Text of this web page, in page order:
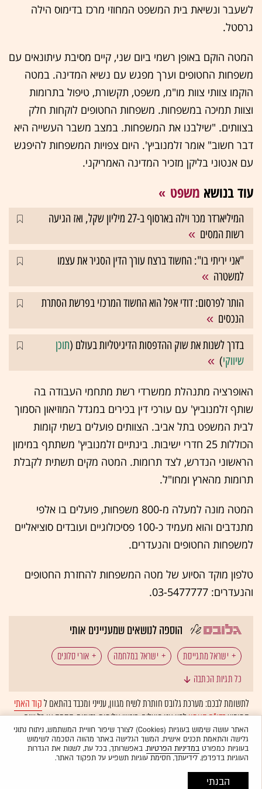
לשעבר ונשיאת בית המשפט המחוזי מרכז בדימוס הילה
גרסטל.
המטה הוקם באופן רשמי ביום שני, קיים מסיבת עיתונאים עם
משפחות החטופים וערך מפגש עם נשיא המדינה. במטה
הוקמו צוותי צוות מו"מ, משפט, תקשורת, טיפול בתרומות
וצוות תמיכה במשפחות. משפחות החטופים לוקחות חלק
בצוותים. "שילבנו את המשפחות. במצב משבר העשייה היא
דבר חשוב" אומר זלמנוביץ'. היום צפויות המשפחות להיפגש
עם אנטוני בליקן מזכיר המדינה האמריקני.
עוד בנושא משפט
המיליארדר מכר וילה בארסוף ב-27 מיליון שקל, ואז הגיעה
רשות המסים
"אני יריתי בו": החשוד ברצח עורך הדין הסגיר את עצמו
למשטרה
הותר לפרסום: דודי אפל הוא החשוד המרכזי בפרשת הסתרת
הנכסים
בדרך לשנות את שוק ההדפסות הדיגיטליות בעולם (תוכן
שיווקי)
האופרציה מתנהלת ממשרדי רשת מתחמי העבודה בה
שותף זלמנוביץ' עם עורכי דין בכירים במגדל המוזיאון הסמוך
לבית המשפט בתל אביב. הצוותים פועלים בשתי קומות
הכוללות 25 חדרי ישיבות. בינתיים זלמנוביץ' משתתף במימון
הראשוני הנדרש, לצד תרומות. המטה מקים תשתית לקבלת
תרומות מהארץ ומחו"ל.
המטה מונה למעלה מ-800 משפחות, פועלים בו אלפי
מתנדבים והוא מעמיד כ-100 פסיכולוגיים ועובדים סוציאליים
למשפחות החטופים והנעדרים.
טלפון מוקד הסיוע של מטה המשפחות להחזרת החטופים
והנעדרים: 03-5477777.
הוספה לנושאים שמעניינים אותי
ישראל מתגייסת ישראל במלחמה אורי סלונים
כל תגיות הכתבה
לתשומת לבכם: מערכת גלובס חותרת לשיח מגוון, ענייני ומכבד בהתאם לקוד האתי
המופיעבדו"ח האמוןלפיו אנו פועלים. ביטויי אלימות, גזענות, הסתה או כל שיח
בלתי הולם אחר מסוננים בצורהאוטומטיתולא יפורסמו באתר.
האתר עושה שימוש בעוגיות (Cookies) לצורך שיפור חוויית המשתמש, ניתוח נתוני
גלישה והתאמת תכנים אישית. המשך הגלישה באתר מהווה הסכמה לשימוש
בעוגיות כמפורטבמדיניות הפרטיות. באפשרותך, בכל עת, לשנות את הגדרות
העוגיות בדפדפן. לידיעתך, חסימת עוגיות תשפיע על תפקוד האתר.
הבנתי